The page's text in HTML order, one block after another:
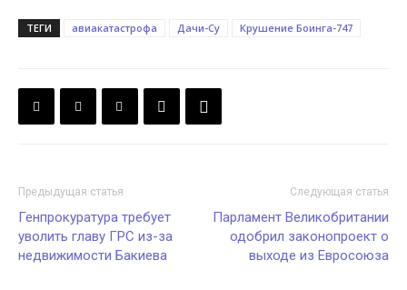
ТЕГИ авиакатастрофа Дачи-Су Крушение Боинга-747
Предыдущая статья
Генпрокуратура требует
уволить главу ГРС из-за
недвижимости Бакиева
Следующая статья
Парламент Великобритании
одобрил законопроект о
выходе из Евросоюза